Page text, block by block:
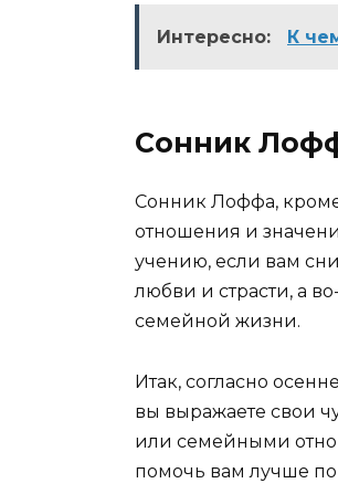
Интересно: К
Сонник
Сонник Лоффа,
отношения и
учению, если вам
любви и страсти, а
семейной жизни.
Итак, согласно
вы выражаете свои
или семейными
помочь вам лучше